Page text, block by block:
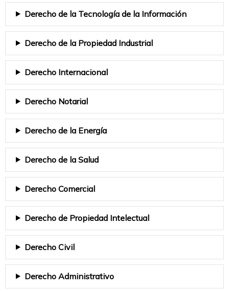
Derecho de la Tecnología de la Información
Derecho de la Propiedad Industrial
Derecho Internacional
Derecho Notarial
Derecho de la Energía
Derecho de la Salud
Derecho Comercial
Derecho de Propiedad Intelectual
Derecho Civil
Derecho Administrativo